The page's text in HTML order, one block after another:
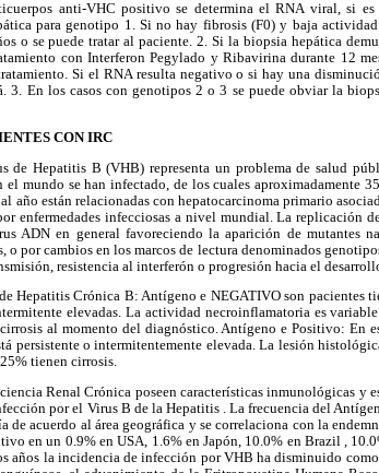
anti-VHC positivo se determina el RNA viral, si
para genotipo 1. Si no hay fibrosis (F0) y baja
o se puede tratar al paciente. 2. Si la biopsia hepática
con Interferon Pegylado y Ribavirina durante 12
Si el RNA resulta negativo o si hay una
3. En los casos con genotipos 2 o 3 se puede obviar la
CON IRC
de Hepatitis B (VHB) representa un problema de salud
el mundo se han infectado, de los cuales aproximadamente
año están relacionadas con hepatocarcinoma primario
enfermedades infecciosas a nivel mundial. La replicación
ADN en general favoreciendo la aparición de mutantes
o por cambios en los marcos de lectura denominados
resistencia al interferón o progresión hacia el
Hepatitis Crónica B: Antígeno e NEGATIVO son pacientes
elevadas. La actividad necroinflamatoria es
al momento del diagnóstico. Antígeno e Positivo: En
persistente o intermitentemente elevada. La lesión
tienen cirrosis.
Renal Crónica poseen características inmunológicas y
por el Virus B de la Hepatitis . La frecuencia del
de acuerdo al área geográfica y se correlaciona con la
en un 0.9% en USA, 1.6% en Japón, 10.0% en Brazil ,
años la incidencia de infección por VHB ha disminuido